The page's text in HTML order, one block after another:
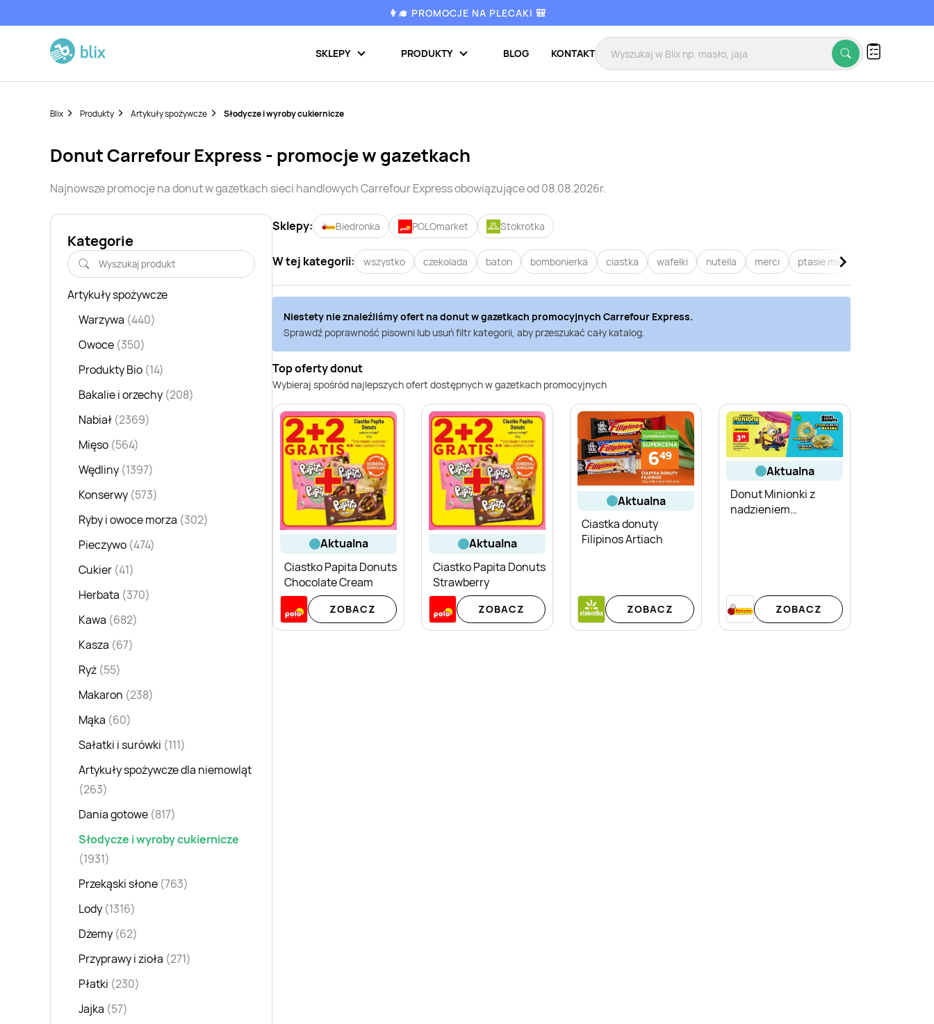
👩‍🎓 PROMOCJE NA PLECAKI 🎒
SKLEPY PRODUKTY BLOG KONTAKT
Blix Produkty Artykuły spożywcze Słodycze i wyroby cukiernicze
donutCarrefour Express - promocje w gazetkach
Najnowsze promocje nadonutw gazetkach sieci handlowychCarrefour Expressobowiązujące od 08.08.2026r.
Kategorie
Artykuły spożywcze
Warzywa (440)
Owoce (350)
Produkty Bio (14)
Bakalie i orzechy (208)
Nabiał (2369)
Mięso (564)
Wędliny (1397)
Konserwy (573)
Ryby i owoce morza (302)
Pieczywo (474)
Cukier (41)
Herbata (370)
Kawa (682)
Kasza (67)
Ryż (55)
Makaron (238)
Mąka (60)
Sałatki i surówki (111)
Artykuły spożywcze dla niemowląt
(263)
Dania gotowe (817)
Słodycze i wyroby cukiernicze
(1931)
Przekąski słone (763)
Lody (1316)
Dżemy (62)
Przyprawy i zioła (271)
Płatki (230)
Jajka (57)
Sklepy: Biedronka POLOmarket Stokrotka
W tej kategorii: wszystko czekolada baton bombonierka ciastka wafelki nutella merci ptasie mleczko
Niestety nie znaleźliśmy ofert nadonutw gazetkach promocyjnych Carrefour Express.
Sprawdź poprawność pisowni lub usuń filtr kategorii, aby przeszukać cały katalog.
Top oferty donut
Wybieraj spośród najlepszych ofert dostępnych w gazetkach promocyjnych
aktualna
Ciastko Papita Donuts
Chocolate Cream
ZOBACZ
aktualna
Ciastko Papita Donuts
Strawberry
ZOBACZ
aktualna
Ciastka donuty
Filipinos Artiach
ZOBACZ
aktualna
Donut Minionki z
nadzieniem
ZOBACZ